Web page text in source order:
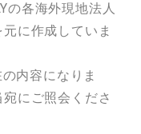
の各海外現地法人
に作成していま
内容になりま
にご照会くださ